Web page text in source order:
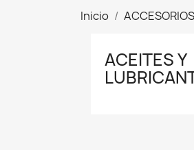
Inicio ACCESORIOS
ACEITES Y